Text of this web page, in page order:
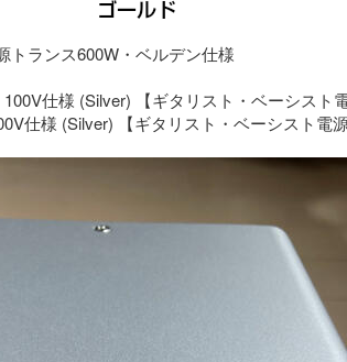
トランス600W・ベルデン仕様
仕様 (Silver) 【ギタリスト・ベーシスト電